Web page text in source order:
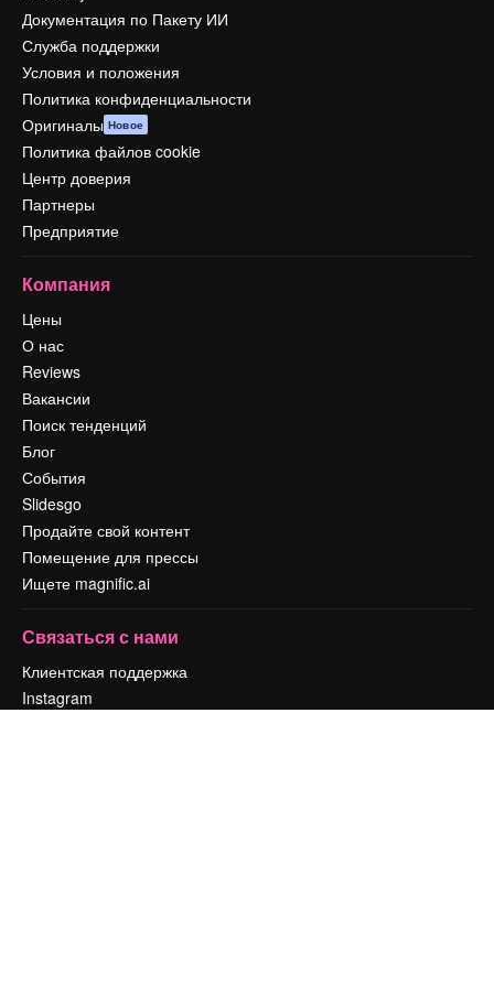
Документация по Пакету ИИ
Служба поддержки
Условия и положения
Политика конфиденциальности
Оригиналы Новое
Политика файлов cookie
Центр доверия
Партнеры
Предприятие
Компания
Цены
О нас
Reviews
Вакансии
Поиск тенденций
Блог
События
Slidesgo
Продайте свой контент
Помещение для прессы
Ищете magnific.ai
Связаться с нами
Клиентская поддержка
Instagram